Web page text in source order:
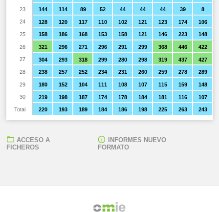
144 114 89 52 44 44 44 39 8
128 120 117 110 102 121 123 174 106
158 186 168 153 158 121 146 223 148
321 296 271 296 291 299 368 446 422
304 293 318 299 280 298 319 437 427
238 257 252 234 231 260 259 278 289
180 152 104 111 108 107 115 159 148
219 198 187 174 178 184 181 116 107
220 193 189 184 186 198 225 263 243
23
24
25
26
27
28
29
30
Total
ACCESO A
FICHEROS
INFORMES NUEVO
FORMATO